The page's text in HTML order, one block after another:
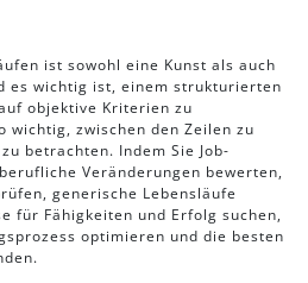
ist sowohl eine Kunst als auch
es wichtig ist, einem strukturierten
objektive Kriterien zu
wichtig, zwischen den Zeilen zu
betrachten. Indem Sie Job-
Veränderungen bewerten,
generische Lebensläufe
für Fähigkeiten und Erfolg suchen,
optimieren und die besten